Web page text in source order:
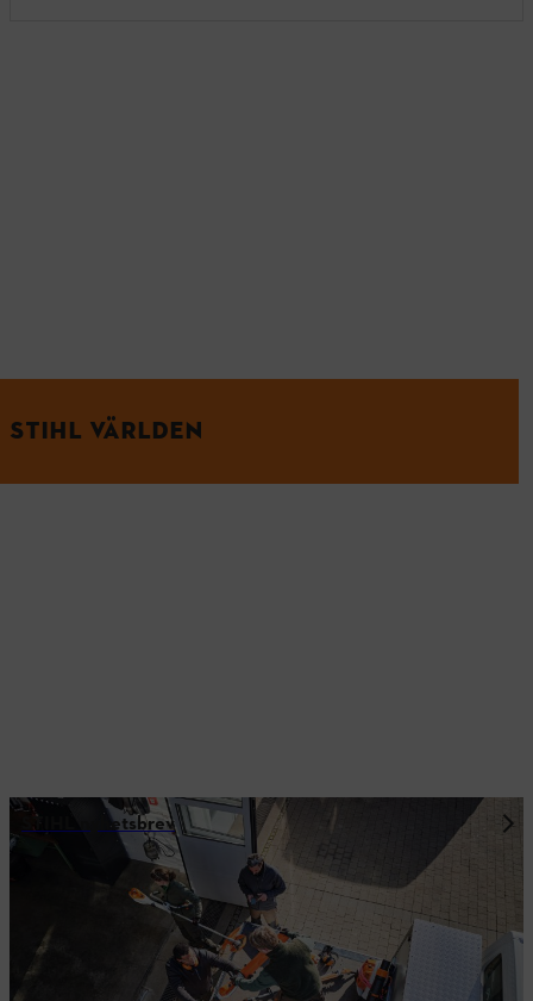
STIHL VÄRLDEN
STIHL nyhetsbrev